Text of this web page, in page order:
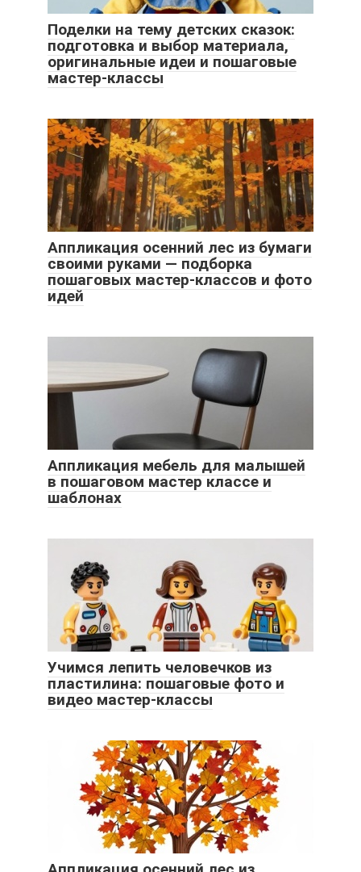
Поделки на тему детских сказок:
подготовка и выбор материала,
оригинальные идеи и пошаговые
мастер-классы
Аппликация осенний лес из бумаги
своими руками — подборка
пошаговых мастер-классов и фото
идей
Аппликация мебель для малышей
в пошаговом мастер классе и
шаблонах
Учимся лепить человечков из
пластилина: пошаговые фото и
видео мастер-классы